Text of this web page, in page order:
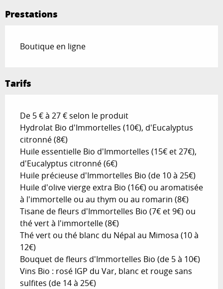
Prestations
Boutique en ligne
Tarifs
De 5 € à 27 € selon le produit
Hydrolat Bio d'Immortelles (10€), d'Eucalyptus
citronné (8€)
Huile essentielle Bio d'Immortelles (15€ et 27€),
d'Eucalyptus citronné (6€)
Huile précieuse d'Immortelles Bio (de 10 à 25€)
Huile d'olive vierge extra Bio (16€) ou aromatisée
à l'immortelle ou au thym ou au romarin (8€)
Tisane de fleurs d'Immortelles Bio (7€ et 9€) ou
thé vert à l'immortelle (8€)
Thé vert ou thé blanc du Népal au Mimosa (10 à
12€)
Bouquet de fleurs d'Immortelles Bio (de 5 à 10€)
Vins Bio : rosé IGP du Var, blanc et rouge sans
sulfites (de 14 à 25€)